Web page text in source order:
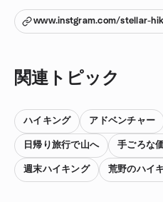
www.instgram.com/stellar-
関連トピック
ハイキング アドベンチャー
日帰り旅行で山へ 手ごろな
週末ハイキング 荒野のハイ